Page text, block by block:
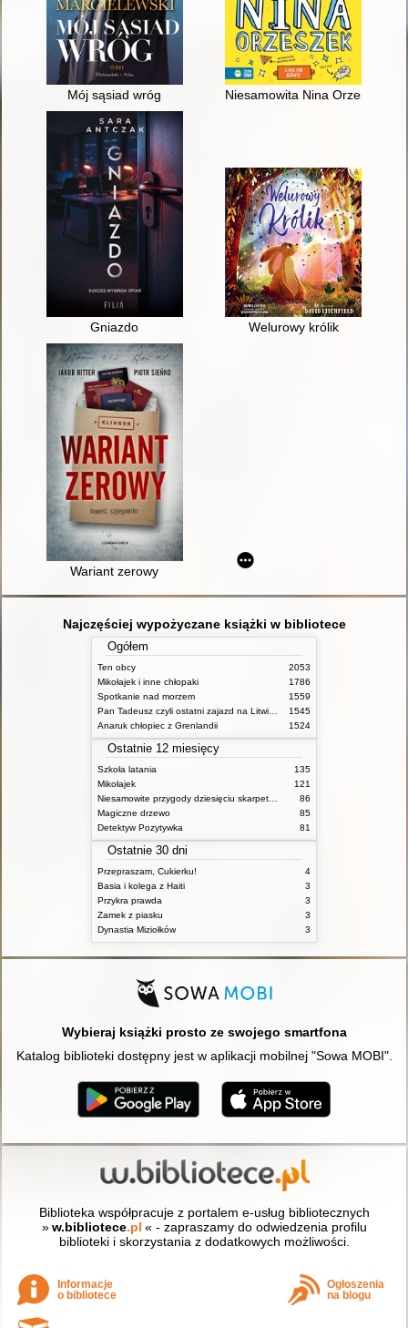
Mój sąsiad wróg Niesamowita Nina Orzeszek
Gniazdo Welurowy królik
Wariant zerowy
Najczęściej wypożyczane książki w bibliotece
Ogółem
Ten obcy
2053
Mikołajek i inne chłopaki
1786
Spotkanie nad morzem
1559
1545
Anaruk chłopiec z Grenlandii
1524
Ostatnie 12 miesięcy
Szkoła latania
135
Mikołajek
121
86
Magiczne drzewo
85
Detektyw Pozytywka
81
Ostatnie 30 dni
Przepraszam, Cukierku!
4
Basia i kolega z Haiti
3
Przykra prawda
3
Zamek z piasku
3
Dynastia Miziołków
3
Wybieraj książki prosto ze swojego smartfona
Katalog biblioteki dostępny jest w aplikacji mobilnej "Sowa MOBI".
Biblioteka współpracuje z portalem e-usług bibliotecznych
» w.bibliotece.pl « - zapraszamy do odwiedzenia profilu
biblioteki i skorzystania z dodatkowych możliwości.
Informacje
o bibliotece
Ogłoszenia
na blogu